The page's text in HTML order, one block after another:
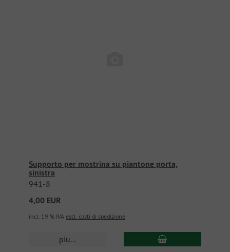
Supporto per mostrina su piantone porta,
sinistra
941-8
4,00 EUR
incl. 19 % IVA escl. costi di spedizione
piu...